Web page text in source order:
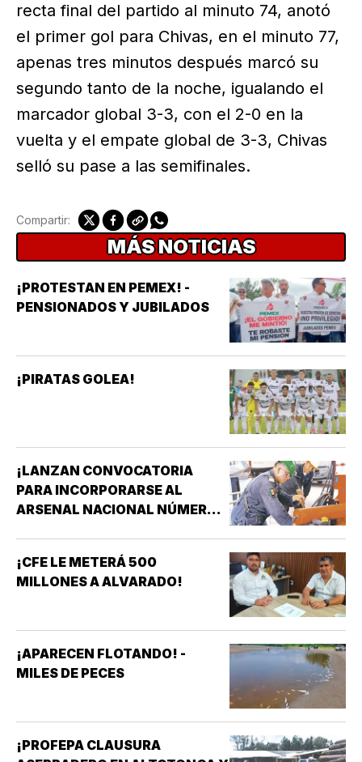
recta final del partido al minuto 74, anotó
el primer gol para Chivas, en el minuto 77,
apenas tres minutos después marcó su
segundo tanto de la noche, igualando el
marcador global 3-3, con el 2-0 en la
vuelta y el empate global de 3-3, Chivas
selló su pase a las semifinales.
Compartir:
MÁS NOTICIAS
¡PROTESTAN EN PEMEX! -
PENSIONADOS Y JUBILADOS
¡PIRATAS GOLEA!
¡LANZAN CONVOCATORIA
PARA INCORPORARSE AL
ARSENAL NACIONAL NÚMERO
¡CFE LE METERÁ 500
MILLONES A ALVARADO!
¡APARECEN FLOTANDO! -
MILES DE PECES
¡PROFEPA CLAUSURA